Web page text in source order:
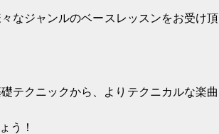
なジャンルのベースレッスンをお受け頂
テクニックから、よりテクニカルな楽曲
う！